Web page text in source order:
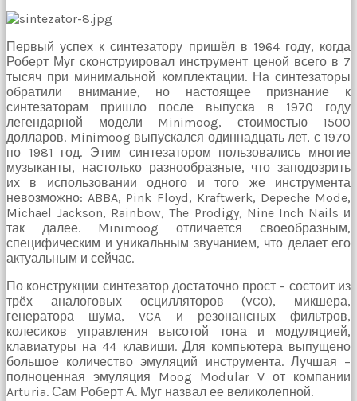
Первый успех к синтезатору пришёл в 1964 году, когда
Роберт Муг сконструировал инструмент ценой всего в 7
тысяч при минимальной комплектации. На синтезаторы
обратили внимание, но настоящее признание к
синтезаторам пришло после выпуска в 1970 году
легендарной модели Minimoog, стоимостью 1500
долларов. Minimoog выпускался одиннадцать лет, с 1970
по 1981 год. Этим синтезатором пользовались многие
музыканты, настолько разнообразные, что заподозрить
их в использовании одного и того же инструмента
невозможно: ABBA, Pink Floyd, Kraftwerk, Depeche Mode,
Michael Jackson, Rainbow, The Prodigy, Nine Inch Nails и
так далее. Minimoog отличается своеобразным,
специфическим и уникальным звучанием, что делает его
актуальным и сейчас.
По конструкции синтезатор достаточно прост – состоит из
трёх аналоговых осцилляторов (VCO), микшера,
генератора шума, VCA и резонансных фильтров,
колесиков управления высотой тона и модуляцией,
клавиатуры на 44 клавиши. Для компьютера выпущено
большое количество эмуляций инструмента. Лучшая –
полноценная эмуляция Moog Modular V от компании
Arturia. Сам Роберт А. Муг назвал ее великолепной.